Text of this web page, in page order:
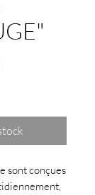
sont conçues